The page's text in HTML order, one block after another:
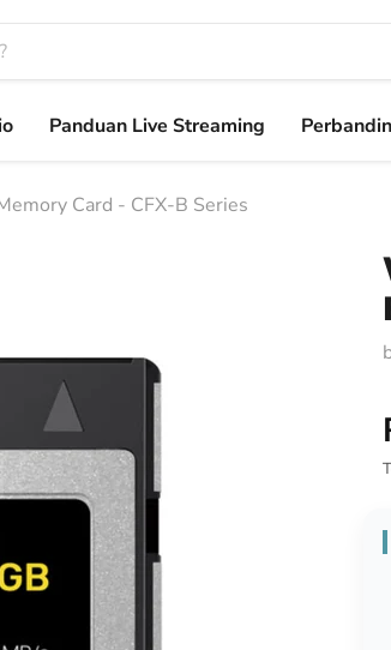
Panduan Live Streaming
Card - CFX-B Series